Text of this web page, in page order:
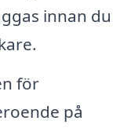
innan du
för
på